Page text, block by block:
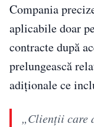
Compania
aplicabile doar
contracte după
prelungească
adiționale ce
„Clienții care